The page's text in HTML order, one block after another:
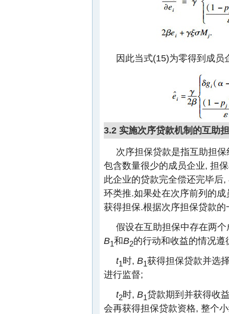
因此当式(15)为零得到成员
3.2 实施次序贷款机制的互助
次序担保贷款是指互助担
包含数量很少的成员企业, 担
此企业的贷款完全偿还完毕后
环类推.如果处在次序前列的
获得担保.根据次序担保贷款
假设在互助担保中存在两个
B1和B2的行动和收益的情况遵
t1 时, B1获得担保贷款并选
进行监督;
t2时, B1贷款期到并获得收
会再获得担保贷款资格, 整个